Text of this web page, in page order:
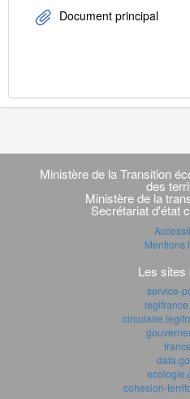
Document principal
Navigation
transverse
Ministère de la Transition
des
Ministère de la
Secrétariat d'état
Mentions
Les sites
service-
cohesion-